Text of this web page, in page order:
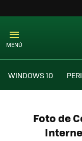
MENÚ
WINDOWS 10
Foto de